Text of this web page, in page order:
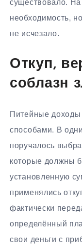
существовало. На
необходимость,
не исчезало.
Откуп,
соблазн
Питейные
способами. В
поручалось
которые должны
установленную
применялись
фактически
определённый
свои деньги с